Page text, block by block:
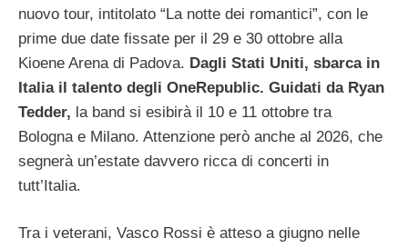
nuovo tour, intitolato “La notte dei romantici”, con le
prime due date fissate per il 29 e 30 ottobre alla
Kioene Arena di Padova. Dagli Stati Uniti, sbarca in
Italia il talento degli OneRepublic. Guidati da Ryan
Tedder, la band si esibirà il 10 e 11 ottobre tra
Bologna e Milano. Attenzione però anche al 2026, che
segnerà un’estate davvero ricca di concerti in
tutt’Italia.
Tra i veterani, Vasco Rossi è atteso a giugno nelle